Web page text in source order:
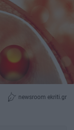
newsroom ekriti.gr